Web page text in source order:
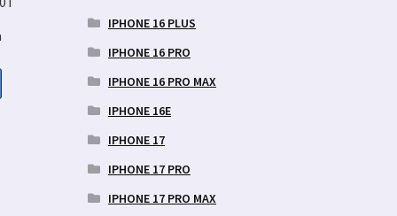
IPHONE 16 PLUS
IPHONE 16 PRO
IPHONE 16 PRO MAX
IPHONE 16E
IPHONE 17
IPHONE 17 PRO
IPHONE 17 PRO MAX